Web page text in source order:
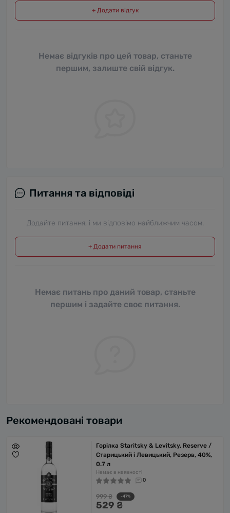
+ Додати відгук
Немає відгуків про цей товар, станьте
першим, залиште свій відгук.
Питання та відповіді
Додайте питання, і ми відповімо найближчим часом.
+ Додати питання
Немає питань про даний товар, станьте
першим і задайте своє питання.
Рекомендовані товари
Горілка Staritsky & Levitsky, Reserve /
Старицький і Левицький, Резерв, 40%,
0.7 л
Немає в наявності
0
999 ₴ -47%
529 ₴